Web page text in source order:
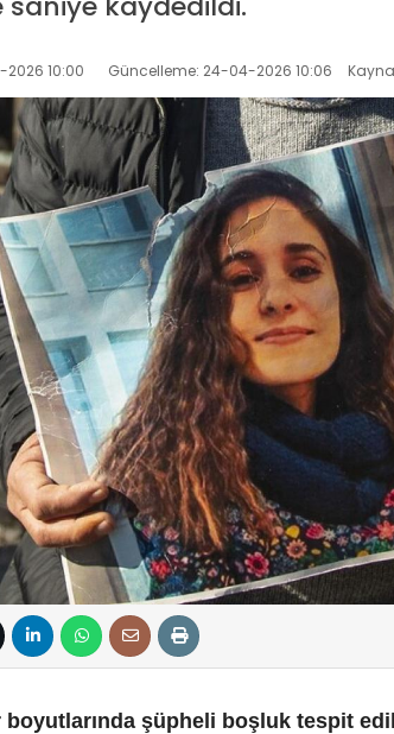
10:00 Güncelleme: 24-04-2026 10:06
boyutlarında şüpheli boşluk tespit